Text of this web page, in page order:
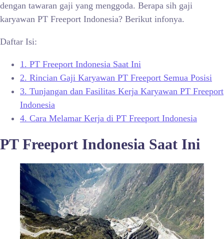
dengan tawaran gaji yang menggoda. Berapa sih gaji
karyawan PT Freeport Indonesia? Berikut infonya.
Daftar Isi:
1. PT Freeport Indonesia Saat Ini
2. Rincian Gaji Karyawan PT Freeport Semua Posisi
3. Tunjangan dan Fasilitas Kerja Karyawan PT Freeport
Indonesia
4. Cara Melamar Kerja di PT Freeport Indonesia
PT Freeport Indonesia Saat Ini